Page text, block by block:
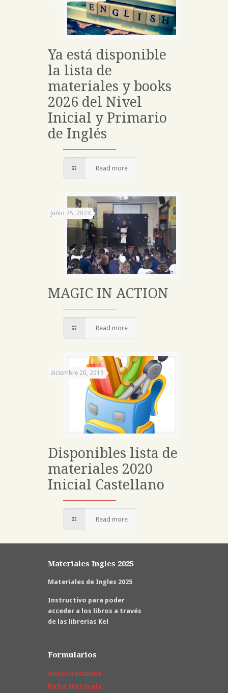
Ya está disponible
la lista de
materiales y books
2026 del Nivel
Inicial y Primario
de Inglés
Read more
junio 25, 2024
MAGIC IN ACTION
Read more
diciembre 20, 2019
Disponibles lista de
materiales 2020
Inicial Castellano
Read more
Materiales Ingles 2025
Materiales de Ingles 2025
Instructivo para poder
acceder a los libros a través
de las librerías Kel
Formularios
Autorizaciones
Ficha Matricula